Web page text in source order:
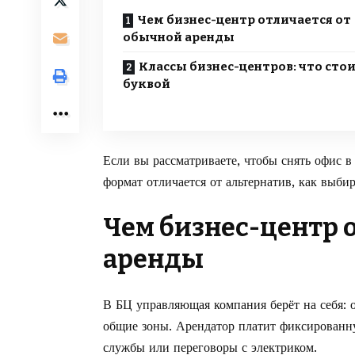
Чем бизнес-центр отличается от
обычной аренды
Классы бизнес-центров: что
буквой
Если вы рассматриваете, чтобы снять офис в
формат отличается от альтернатив, как
Чем бизнес-центр
аренды
В БЦ управляющая компания берёт на себя:
общие зоны. Арендатор платит
службы или переговоры с электриком.